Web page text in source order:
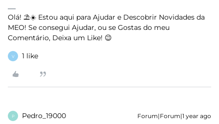
Olá! ⛱️☀️ Estou aqui para Ajudar e Descobrir Novidades da
MEO! Se consegui Ajudar, ou se Gostas do meu
Comentário, Deixa um Like! 😉
V 1 like
P Pedro_19000 Forum|Forum|1 year ago